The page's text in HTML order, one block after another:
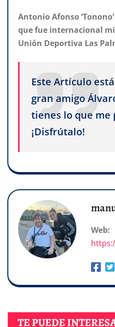
Antonio Afonso
que fue internacional
Unión Deportiva Las
Este Artículo
gran amigo
tienes lo que me
¡Disfrútalo!
Web:
TE PUEDE